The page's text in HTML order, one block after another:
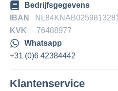
Bedrijfsgegevens
IBAN
NL84KNAB0259813281
KVK 76488977
Whatsapp
+31 (0)6 42384442
Klantenservice